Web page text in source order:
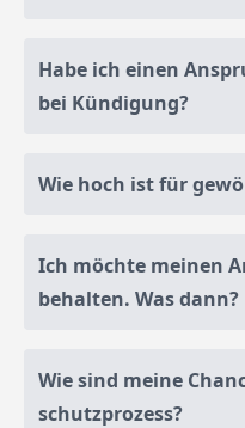
Habe ich einen
bei Kündigung?
Wie hoch ist für
Ich möchte meinen
behalten. Was dann?
Wie sind meine
schutz­prozess?